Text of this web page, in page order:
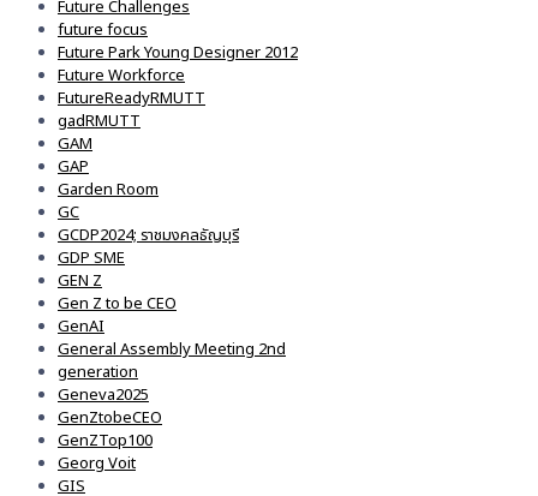
Future Challenges
future focus
Future Park Young Designer 2012
Future Workforce
FutureReadyRMUTT
gadRMUTT
GAM
GAP
Garden Room
GC
GCDP2024; ราชมงคลธัญบุรี
GDP SME
GEN Z
Gen Z to be CEO
GenAI
General Assembly Meeting 2nd
generation
Geneva2025
GenZtobeCEO
GenZTop100
Georg Voit
GIS